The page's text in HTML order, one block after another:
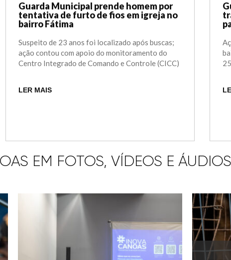
Guarda Municipal prende homem por
tentativa de furto de fios em igreja no
bairro Fátima
Suspeito de 23 anos foi localizado após buscas;
ação contou com apoio do monitoramento do
Centro Integrado de Comando e Controle (CICC)
LER MAIS
EM FOTOS, VÍDEOS E ÁUDIOS